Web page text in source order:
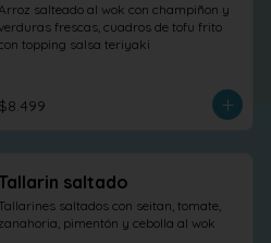
salteado al wok con champiñon y
verduras frescas, cuadros de tofu frito
topping salsa teriyaki
$8.499
Tallarin saltado
Tallarines saltados con seitan, tomate,
zanahoria, pimentón y cebolla al wok